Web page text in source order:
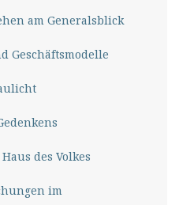
am Generalsblick
Geschäftsmodelle
Haus des Volkes
im